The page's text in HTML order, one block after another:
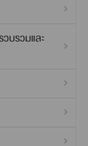
บรวมและ